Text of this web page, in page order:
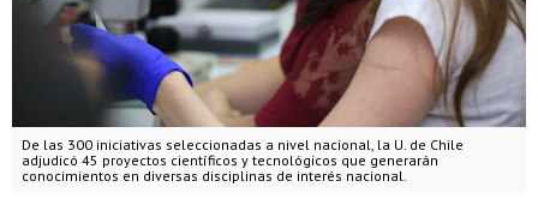
De las 300 iniciativas seleccionadas a nivel nacional, la U. de Chile
adjudicó 45 proyectos científicos y tecnológicos que generarán
conocimientos en diversas disciplinas de interés nacional.